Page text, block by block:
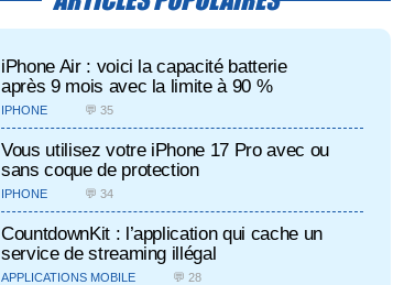
iPhone Air : voici la capacité batterie
après 9 mois avec la limite à 90 %
IPHONE 💬 35
Vous utilisez votre iPhone 17 Pro avec ou
sans coque de protection
IPHONE 💬 34
CountdownKit : l’application qui cache un
service de streaming illégal
APPLICATIONS MOBILE 💬 28